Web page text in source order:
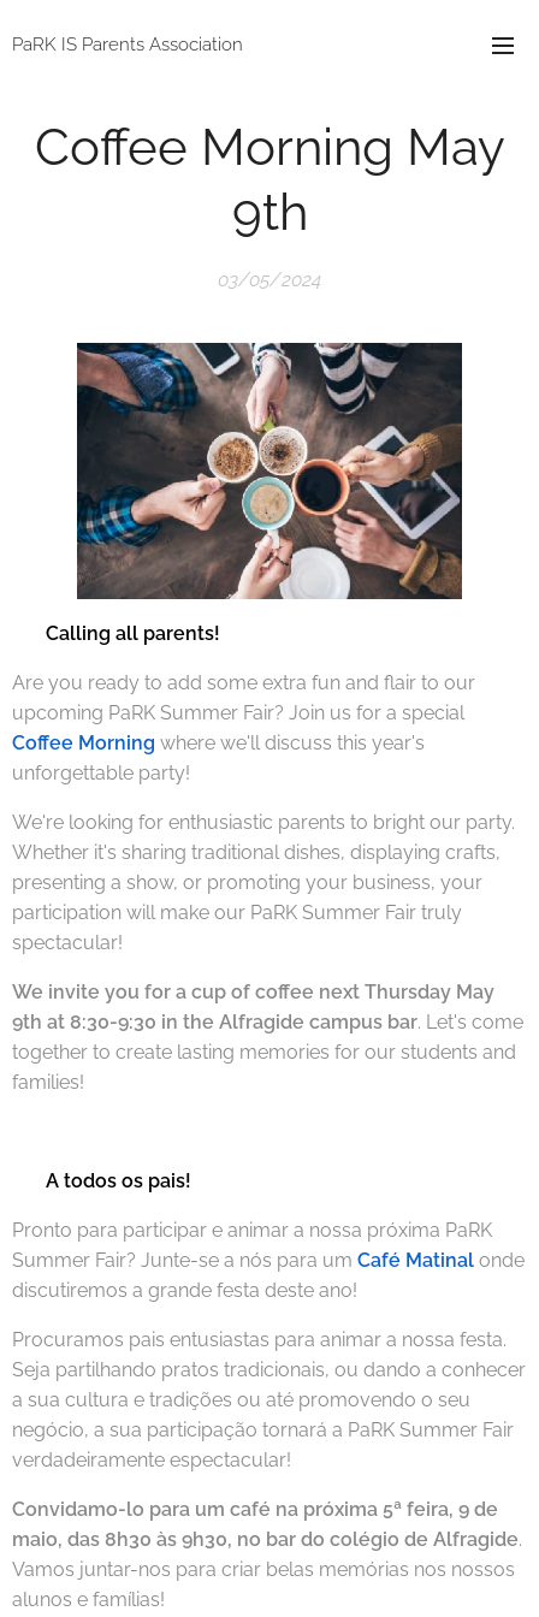
PaRK IS Parents Association
Coffee Morning May
9th
03/05/2024
Calling all parents!
Are you ready to add some extra fun and flair to our
upcoming PaRK Summer Fair? Join us for a special
Coffee Morning where we'll discuss this year's
unforgettable party!
We're looking for enthusiastic parents to bright our party.
Whether it's sharing traditional dishes, displaying crafts,
presenting a show, or promoting your business, your
participation will make our PaRK Summer Fair truly
spectacular!
We invite you for a cup of coffee next Thursday May
9th at 8:30-9:30 in the Alfragide campus bar. Let's come
together to create lasting memories for our students and
families! ☕
A todos os pais!
Pronto para participar e animar a nossa próxima PaRK
Summer Fair? Junte-se a nós para um Café Matinal onde
discutiremos a grande festa deste ano!
Procuramos pais entusiastas para animar a nossa festa.
Seja partilhando pratos tradicionais, ou dando a conhecer
a sua cultura e tradições ou até promovendo o seu
negócio, a sua participação tornará a PaRK Summer Fair
verdadeiramente espectacular!
Convidamo-lo para um café na próxima 5ª feira, 9 de
maio, das 8h30 às 9h30, no bar do colégio de Alfragide.
Vamos juntar-nos para criar belas memórias nos nossos
alunos e famílias! ☕